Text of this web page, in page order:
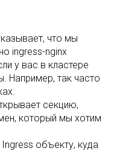
что мы
ingress-nginx
у вас в кластере
Например, так часто
секцию,
который мы хотим
объекту, куда